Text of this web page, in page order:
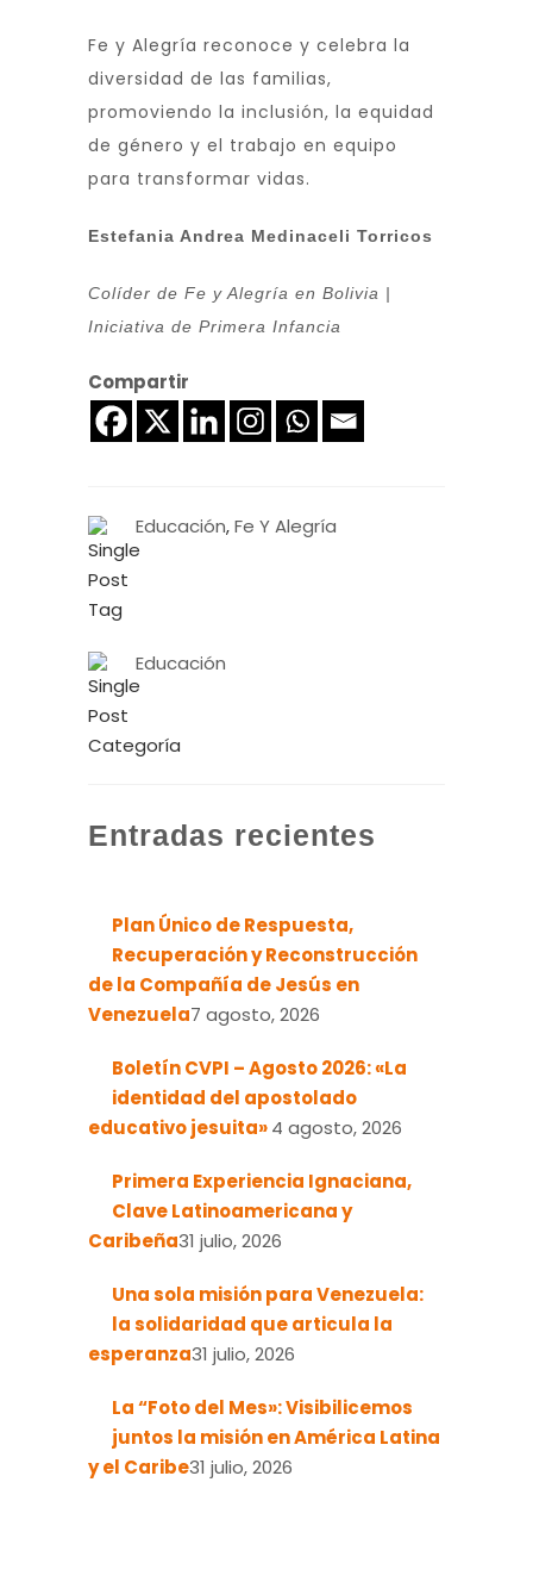
Fe y Alegría reconoce y celebra la
diversidad de las familias,
promoviendo la inclusión, la equidad
de género y el trabajo en equipo
para transformar vidas.
Estefania Andrea Medinaceli Torricos
Colíder de Fe y Alegría en Bolivia |
Iniciativa de Primera Infancia
Compartir
Educación,Fe Y Alegría
Educación
Entradas recientes
Plan Único de Respuesta,
Recuperación y Reconstrucción
de la Compañía de Jesús en
Venezuela7 agosto, 2026
Boletín CVPI – Agosto 2026: «La
identidad del apostolado
educativo jesuita»4 agosto, 2026
Primera Experiencia Ignaciana,
Clave Latinoamericana y
Caribeña31 julio, 2026
Una sola misión para Venezuela:
la solidaridad que articula la
esperanza31 julio, 2026
La “Foto del Mes»: Visibilicemos
juntos la misión en América Latina
y el Caribe31 julio, 2026